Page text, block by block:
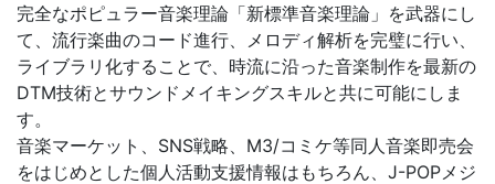
完全なポピュラー音楽理論「新標準音楽理論」を武器にし
て、流行楽曲のコード進行、メロディ解析を完璧に行い、
ライブラリ化することで、時流に沿った音楽制作を最新の
DTM技術とサウンドメイキングスキルと共に可能にしま
す。
音楽マーケット、SNS戦略、M3/コミケ等同人音楽即売会
をはじめとした個人活動支援情報はもちろん、J-POPメジ